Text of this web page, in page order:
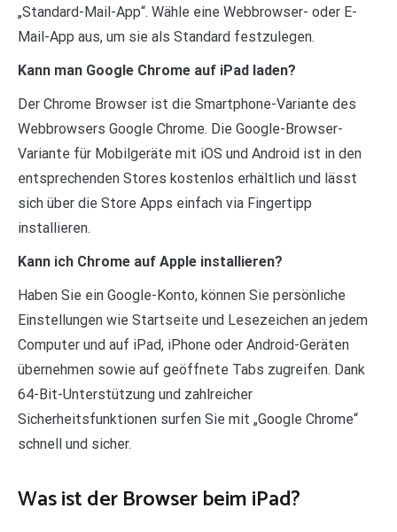
„Standard-Mail-App“. Wähle eine Webbrowser- oder E-
Mail-App aus, um sie als Standard festzulegen.
Kann man Google Chrome auf iPad laden?
Der Chrome Browser ist die Smartphone-Variante des
Webbrowsers Google Chrome. Die Google-Browser-
Variante für Mobilgeräte mit iOS und Android ist in den
entsprechenden Stores kostenlos erhältlich und lässt
sich über die Store Apps einfach via Fingertipp
installieren.
Kann ich Chrome auf Apple installieren?
Haben Sie ein Google-Konto, können Sie persönliche
Einstellungen wie Startseite und Lesezeichen an jedem
Computer und auf iPad, iPhone oder Android-Geräten
übernehmen sowie auf geöffnete Tabs zugreifen. Dank
64-Bit-Unterstützung und zahlreicher
Sicherheitsfunktionen surfen Sie mit „Google Chrome“
schnell und sicher.
Was ist der Browser beim iPad?